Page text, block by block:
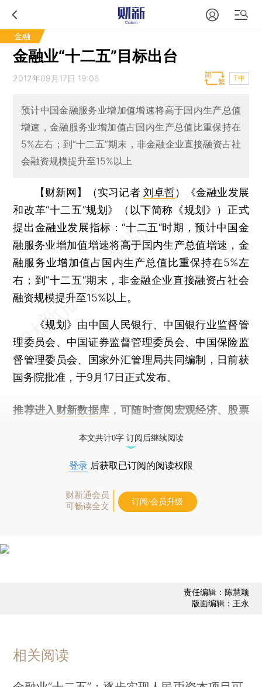
金融
金融业“十二五”目标出台
2012年09月17日 19:06 T中
预计中国金融服务业增加值增速将高于国内生产总值
增速，金融服务业增加值占国内生产总值比重保持在
5%左右；到“十二五”期末，非金融企业直接融资占社
会融资规模提升至15%以上
【财新网】（实习记者 刘卓哲）
《金融业发展
和改革“十二五”规划》（以下简称《规划》）正式
提出金融业发展指标：“十二五“时期，预计中国金
融服务业增加值增速将高于国内生产总值增速，金
融服务业增加值占国内生产总值比重保持在5%左
右；到”十二五“期末，非金融企业直接融资占社会
融资规模提升至15%以上。
《规划》由中国人民银行、中国银行业监督管
理委员会、中国证券监督管理委员会、中国保险监
督管理委员会、国家外汇管理局共同编制，日前获
国务院批准，于9月17日正式发布。
推荐进入 财新数据库 ，可随时查阅宏观经济、股票
本文共计0字 订阅后继续阅读
登录 后获取已订阅的阅读权限
财新通会员
可畅读全文
订阅/会员升级
责任编辑：陈慧颖
版面编辑：王永
相关阅读